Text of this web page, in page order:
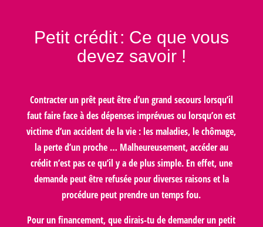
Petit crédit: Ce que vous
devez savoir !
Contracter un prêt peut être d’un grand secours lorsqu’il
faut faire face à des dépenses imprévues ou lorsqu’on est
victime d’un accident de la vie : les maladies, le chômage,
la perte d’un proche … Malheureusement, accéder au
crédit n’est pas ce qu’il y a de plus simple. En effet, une
demande peut être refusée pour diverses raisons et la
procédure peut prendre un temps fou.
Pour un financement, que dirais-tu de demander un petit